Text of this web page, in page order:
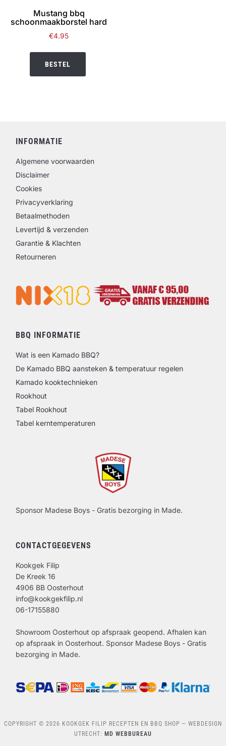
Mustang bbq
schoonmaakborstel hard
€4.95
BESTEL
INFORMATIE
Algemene voorwaarden
Disclaimer
Cookies
Privacyverklaring
Betaalmethoden
Levertijd & verzenden
Garantie & Klachten
Retourneren
BBQ INFORMATIE
Wat is een Kamado BBQ?
De Kamado BBQ aansteken & temperatuur regelen
Kamado kooktechnieken
Rookhout
Tabel Rookhout
Tabel kerntemperaturen
Sponsor Madese Boys - Gratis bezorging in Made.
CONTACTGEGEVENS
Kookgek Filip
De Kreek 16
4906 BB Oosterhout
info@kookgekfilip.nl
06-17155880
Showroom Oosterhout op afspraak geopend. Afhalen kan
op afspraak in Oosterhout. Sponsor Madese Boys - Gratis
bezorging in Made.
COPYRIGHT © 2026 KOOKGEK FILIP RECEPTEN EN BBQ SHOP — WEBDESIGN
UTRECHT: MD WEBBUREAU